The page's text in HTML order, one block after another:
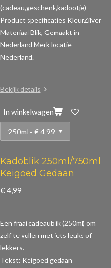
(cadeau,geschenk,kadootje)
Product specificaties KleurZilver
Materiaal Blik, Gemaakt in
Nederland Merk locatie
Nederland.
Bekijk details
In winkelwagen
Kadoblik 250ml/750ml
Keigoed Gedaan
€ 4,99
Een fraai cadeaublik (250ml) om
zelf te vullen met iets leuks of
lekkers.
Tekst: Keigoed gedaan